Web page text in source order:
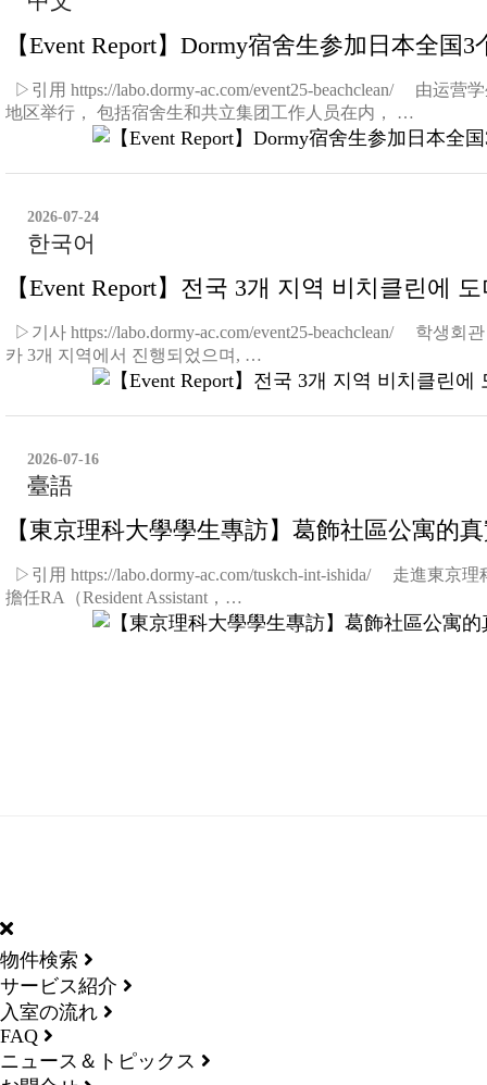
【Event Report】Dormy宿舍生参加日本全
▷引用 https://labo.dormy-ac.com/event25-beachclean/ 由运
地区举行， 包括宿舍生和共立集团工作人员在内， …
2026-07-24
한국어
【Event Report】전국 3개 지역 비치클린에
▷기사 https://labo.dormy-ac.com/event25-beachclean/ 학생
카 3개 지역에서 진행되었으며, …
2026-07-16
臺語
【東京理科大學學生專訪】葛飾社區公寓的
▷引用 https://labo.dormy-ac.com/tuskch-int-ishida/ 走進東京
擔任RA（Resident Assistant，…
物件検索
サービス紹介
入室の流れ
FAQ
ニュース＆トピックス